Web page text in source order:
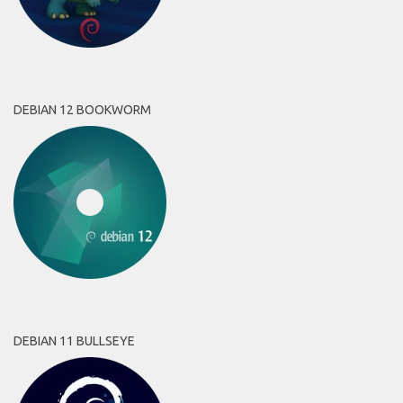
DEBIAN 12 BOOKWORM
DEBIAN 11 BULLSEYE